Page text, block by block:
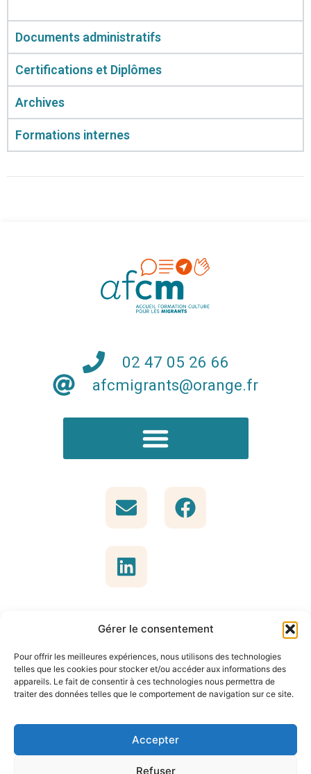
Gérer le consentement
Pour offrir les meilleures expériences, nous utilisons des technologies
telles que les cookies pour stocker et/ou accéder aux informations des
appareils. Le fait de consentir à ces technologies nous permettra de
traiter des données telles que le comportement de navigation sur ce site.
Accepter
Refuser
Documents administratifs
Certifications et Diplômes
Archives
Formations internes
02 47 05 26 66
afcmigrants@orange.fr